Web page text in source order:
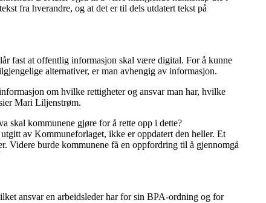
fra hverandre, og at det er til dels utdatert tekst på
fast at offentlig informasjon skal være digital. For å kunne
alternativer, er man avhengig av informasjon.
om hvilke rettigheter og ansvar man har, hvilke
Mari Liljenstrøm.
skal kommunene gjøre for å rette opp i dette?
av Kommuneforlaget, ikke er oppdatert den heller. Et
Videre burde kommunene få en oppfordring til å gjennomgå
ansvar en arbeidsleder har for sin BPA-ordning og for